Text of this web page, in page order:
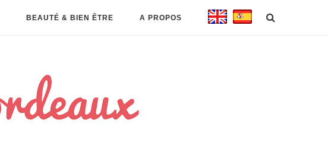
BEAUTÉ & BIEN ÊTRE A PROPOS